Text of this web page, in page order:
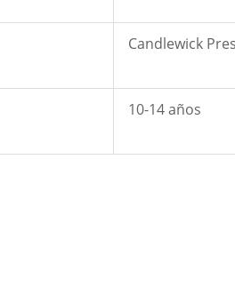
Candlewick
10-14 años